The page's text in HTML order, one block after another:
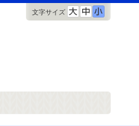
文字サイズ